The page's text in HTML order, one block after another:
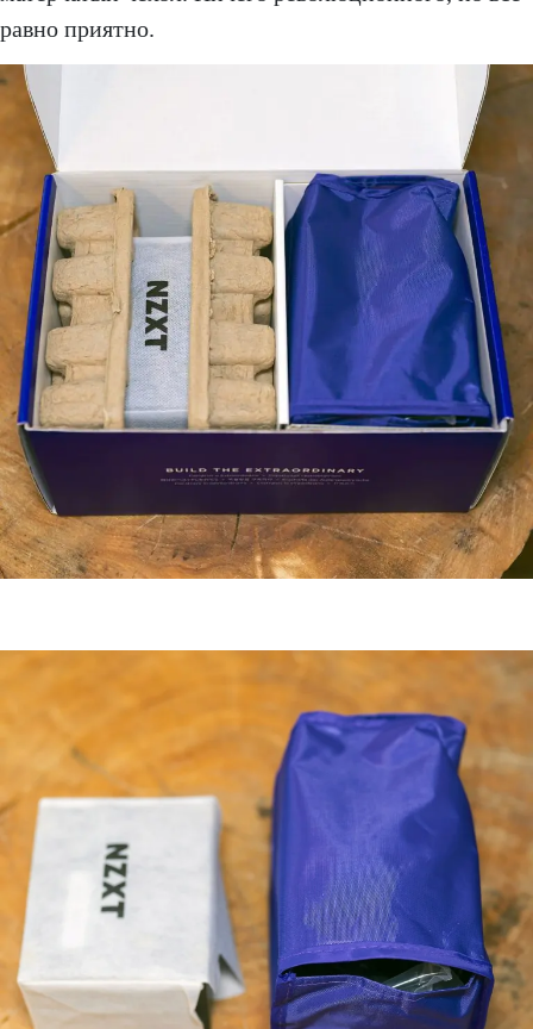
равно приятно.